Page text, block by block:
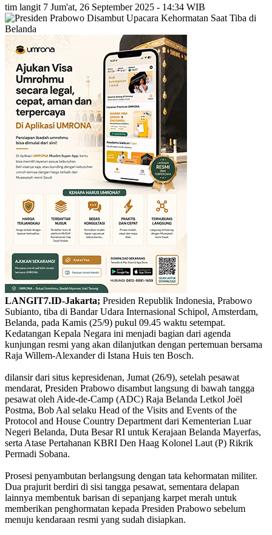
tim langit 7 Jum'at, 26 September 2025 - 14:34 WIB
LANGIT7.ID-Jakarta; Presiden Republik Indonesia, Prabowo
Subianto, tiba di Bandar Udara Internasional Schipol, Amsterdam,
Belanda, pada Kamis (25/9) pukul 09.45 waktu setempat.
Kedatangan Kepala Negara ini menjadi bagian dari agenda
kunjungan resmi yang akan dilanjutkan dengan pertemuan bersama
Raja Willem-Alexander di Istana Huis ten Bosch.
dilansir dari situs kepresidenan, Jumat (26/9), setelah pesawat
mendarat, Presiden Prabowo disambut langsung di bawah tangga
pesawat oleh Aide-de-Camp (ADC) Raja Belanda Letkol Joël
Postma, Bob Aal selaku Head of the Visits and Events of the
Protocol and House Country Department dari Kementerian Luar
Negeri Belanda, Duta Besar RI untuk Kerajaan Belanda Mayerfas,
serta Atase Pertahanan KBRI Den Haag Kolonel Laut (P) Rikrik
Permadi Sobana.
Prosesi penyambutan berlangsung dengan tata kehormatan militer.
Dua prajurit berdiri di sisi tangga pesawat, sementara delapan
lainnya membentuk barisan di sepanjang karpet merah untuk
memberikan penghormatan kepada Presiden Prabowo sebelum
menuju kendaraan resmi yang sudah disiapkan.